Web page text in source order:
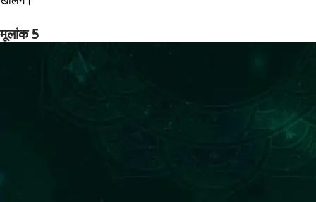
मूलांक 5